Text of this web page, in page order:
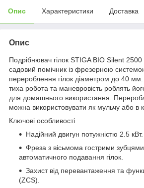
Опис Характеристики Доставка
Опис
Подрібнювач гілок STIGA BIO Silent
садовий помічник із фрезерною
перероблення гілок діаметром до 40 мм.
тиха робота та маневровість роблять
для домашнього використання.
можна використовувати як мульчу або в
Ключові особливості
Надійний двигун потужністю 2.5 кВт.
Фреза з вісьмома гострими
автоматичного подавання гілок.
Захист від перевантаження та
(ZCS).